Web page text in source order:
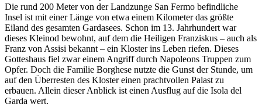
Die rund 200 Meter von der Landzunge San Fermo befindliche
Insel ist mit einer Länge von etwa einem Kilometer das größte
Eiland des gesamten Gardasees. Schon im 13. Jahrhundert war
dieses Kleinod bewohnt, auf dem die Heiligen Franziskus – auch als
Franz von Assisi bekannt – ein Kloster ins Leben riefen. Dieses
Gotteshaus fiel zwar einem Angriff durch Napoleons Truppen zum
Opfer. Doch die Familie Borghese nutzte die Gunst der Stunde, um
auf den Überresten des Kloster einen prachtvollen Palast zu
erbauen. Allein dieser Anblick ist einen Ausflug auf die Isola del
Garda wert.